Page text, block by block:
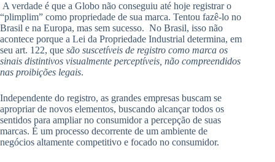
A verdade é que a Globo não conseguiu até hoje registrar o
“plimplim” como propriedade de sua marca. Tentou fazê-lo no
Brasil e na Europa, mas sem sucesso. No Brasil, isso não
acontece porque a Lei da Propriedade Industrial determina, em
seu art. 122, que são suscetíveis de registro como marca os
sinais distintivos visualmente perceptíveis, não compreendidos
nas proibições legais.
Independente do registro, as grandes empresas buscam se
apropriar de novos elementos, buscando alcançar todos os
sentidos para ampliar no consumidor a percepção de suas
marcas. É um processo decorrente de um ambiente de
negócios altamente competitivo e focado no consumidor.